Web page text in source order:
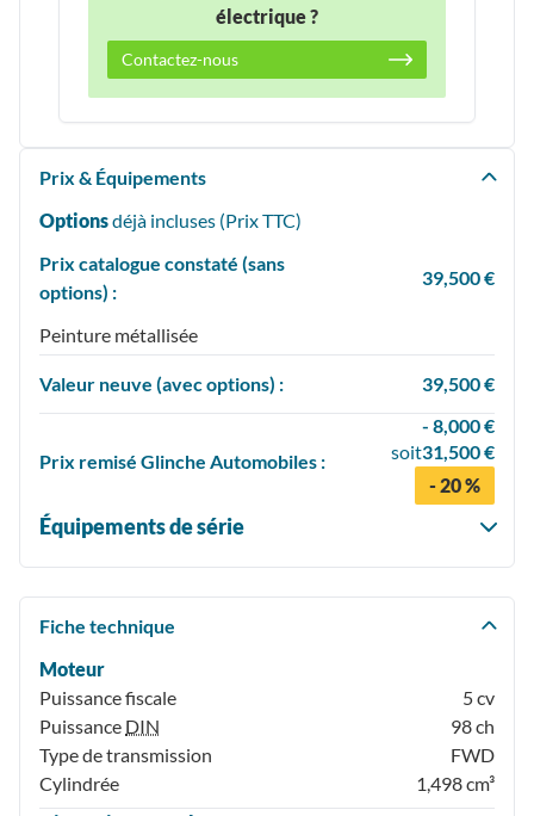
électrique ?
Contactez-nous
Prix & Équipements
Optionsdéjà incluses (PrixTTC)
Prix catalogue constaté (sans
options) :
39,500 €
Peinture métallisée
Valeur neuve (avec options) : 39,500 €
Prix remisé Glinche Automobiles :
- 8,000 €
soit31,500 €
- 20 %
Équipements de série
Fiche technique
Moteur
Puissance fiscale
5 cv
Puissance DIN
98 ch
Type de transmission
FWD
Cylindrée
1,498 cm³